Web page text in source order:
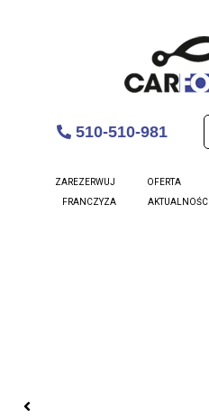
510-510-981
ZAREZERWUJ OFERTA
FRANCZYZA
AKTUALNOŚCI
Skoda CityGo